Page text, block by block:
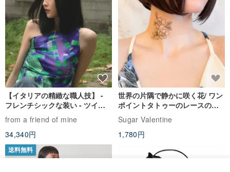
【イタリアの精緻な職人技】 -
フレンチシックな装い - ツイル
プリントシルクスカーフトップ
ス
from a friend of mine
34,340円
世界の片隅で静かに咲く花/ ワン
ポイントタトゥーのレースのチ
ョーカー SV649
Sugar Valentine
1,780円
送料無料